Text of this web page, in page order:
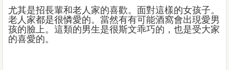
尤其是招長輩和老人家的喜歡。面對這樣的女孩子。
老人家都是很憐愛的。當然有有可能酒窩會出現愛男
孩的臉上。這類的男生是很斯文乖巧的，也是受大家
的喜愛的。